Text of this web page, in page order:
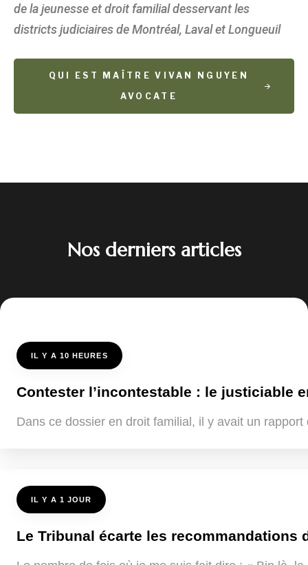
de la jeunesse et droit familial desservant les
districts judiciaires de Montréal, Laval et Longueuil
QUI EST MAÎTRE VIVAN NGUYEN
AVOCATE
Nos derniers articles
IL Y A 10 HEURES
Contester l’incontestable : le justiciable
Dans ce dossier en droit familial, il y avait un
IL Y A 1 JOUR
Le Tribunal écarte les recommandations